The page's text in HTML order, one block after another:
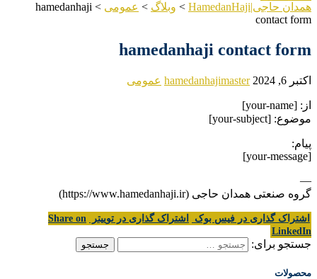
همدان حاجی|HamedanHaji > وبلاگ > عمومی >
hamedanhaji
contact form
hamedanhaji contact form
اکتبر 6, 2024 hamedanhajimaster عمومی
از: [your-name]
موضوع: [your-subject]
پیام:
[your-message]
—
گروه صنعتی همدان حاجی (https://www.hamedanhaji.ir)
اشتراک گذاری در فیس بوک اشتراک گذاری در توییتر
Share on
LinkedIn
جستجو برای:
محصولات